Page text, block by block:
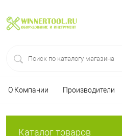
О Компании Производители
Каталог товаров